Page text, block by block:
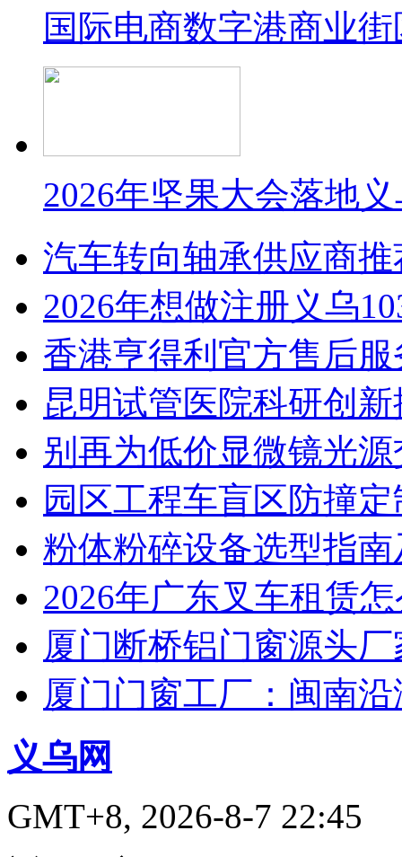
国际电商数字港商业
2026年坚果大会落地
汽车转向轴承供应商
2026年想做注册义乌
香港亨得利官方售后
昆明试管医院科研创
别再为低价显微镜光
园区工程车盲区防撞
粉体粉碎设备选型指
2026年广东叉车租赁
厦门断桥铝门窗源头
厦门门窗工厂：闽南
义乌网
GMT+8, 2026-8-7 22:45